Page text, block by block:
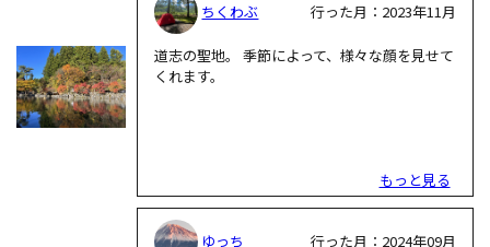
ちくわぶ 行った月：2023年11月
道志の聖地。 季節によって、様々な顔を見せて
くれます。
もっと見る
ゆっち 行った月：2024年09月